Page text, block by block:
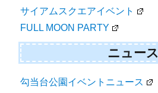
サイアムスクエアイベント
FULL MOON PARTY
ニュース
勾当台公園イベントニュース